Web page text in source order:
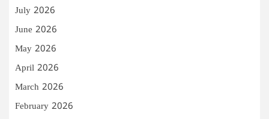
July 2026
June 2026
May 2026
April 2026
March 2026
February 2026